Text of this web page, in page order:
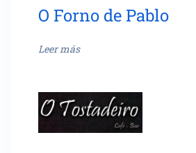
O Forno de Pablo
Leer más